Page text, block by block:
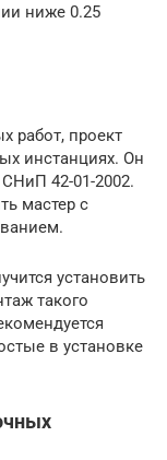
ниже 0.25
работ, проект
инстанциях. Он
42-01-2002.
мастер с
установить
такого
в установке